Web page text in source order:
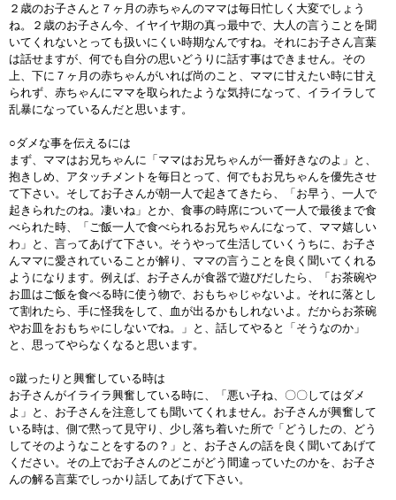
会社概要・ビジョン
お問い合わせ
２歳のお子さんと７ヶ月の赤ちゃんのママは毎日忙しく大変でしょう
ね。２歳のお子さん今、イヤイヤ期の真っ最中で、大人の言うことを聞
いてくれないとっても扱いにくい時期なんですね。それにお子さん言葉
は話せますが、何でも自分の思いどうりに話す事はできません。その
上、下に７ヶ月の赤ちゃんがいれば尚のこと、ママに甘えたい時に甘え
られず、赤ちゃんにママを取られたような気持になって、イライラして
乱暴になっているんだと思います。
○ダメな事を伝えるには
まず、ママはお兄ちゃんに「ママはお兄ちゃんが一番好きなのよ」と、
抱きしめ、アタッチメントを毎日とって、何でもお兄ちゃんを優先させ
て下さい。そしてお子さんが朝一人で起きてきたら、「お早う、一人で
起きられたのね。凄いね」とか、食事の時席について一人で最後まで食
べられた時、「ご飯一人で食べられるお兄ちゃんになって、ママ嬉しい
わ」と、言ってあげて下さい。そうやって生活していくうちに、お子さ
んママに愛されていることが解り、ママの言うことを良く聞いてくれる
ようになります。例えば、お子さんが食器で遊びだしたら、「お茶碗や
お皿はご飯を食べる時に使う物で、おもちゃじゃないよ。それに落とし
て割れたら、手に怪我をして、血が出るかもしれないよ。だからお茶碗
やお皿をおもちゃにしないでね。」と、話してやると「そうなのか」
と、思ってやらなくなると思います。
○蹴ったりと興奮している時は
お子さんがイライラ興奮している時に、「悪い子ね、〇〇してはダメ
よ」と、お子さんを注意しても聞いてくれません。お子さんが興奮して
いる時は、側で黙って見守り、少し落ち着いた所で「どうしたの、どう
してそのようなことをするの？」と、お子さんの話を良く聞いてあげて
ください。その上でお子さんのどこがどう間違っていたのかを、お子さ
んの解る言葉でしっかり話してあげて下さい。